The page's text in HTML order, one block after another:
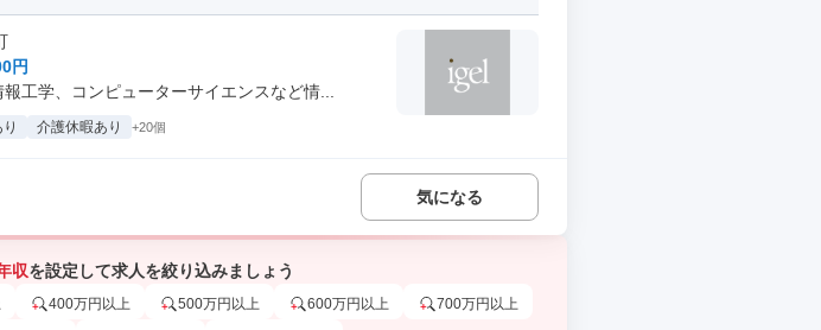
円
工学、コンピューターサイエンスなど情...
介護休暇あり +20個
気になる
収を設定して求人を絞り込みましょう
400万円以上 500万円以上 600万円以上 700万円以上